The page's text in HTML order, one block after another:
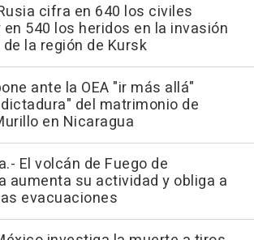
cifra en 640 los civiles
540 los heridos en la invasión
la región de Kursk
ante la OEA "ir más allá"
del matrimonio de
en Nicaragua
El volcán de Fuego de
aumenta su actividad y obliga a
evacuaciones